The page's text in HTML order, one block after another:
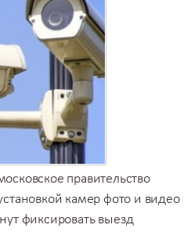
правительство
камер фото и видео
фиксировать выезд